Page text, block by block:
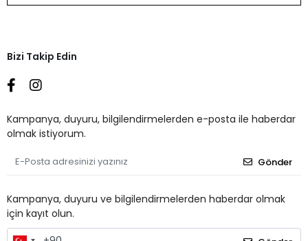
Bizi Takip Edin
Kampanya, duyuru, bilgilendirmelerden e-posta ile haberdar
olmak istiyorum.
Gönder
Kampanya, duyuru ve bilgilendirmelerden haberdar olmak
için kayıt olun.